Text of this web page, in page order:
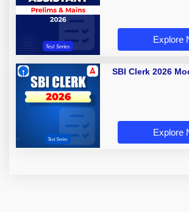
Explore
SBI Clerk 2026
Explore